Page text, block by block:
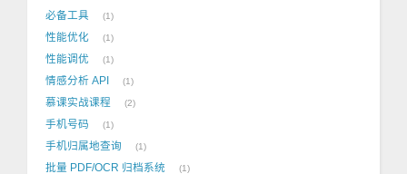
必备工具 1
性能优化 1
性能调优 1
情感分析 API 1
慕课实战课程 2
手机号码 1
手机归属地查询 1
批量 PDF/OCR 归档系统 1